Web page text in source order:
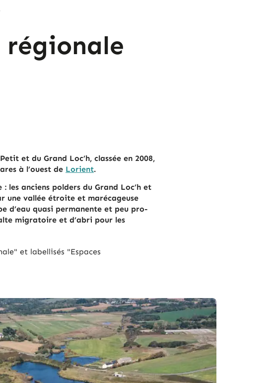
régionale
et du Grand Loc’h, classée en 2008,
à l’ouest de Lorient.
an­ciens pol­ders du Grand Loc’h et
une val­lée étroite et ma­ré­ca­geuse
d’eau quasi per­ma­nente et peu pro­
migratoire et d’abri pour les
et labellisés "Espaces